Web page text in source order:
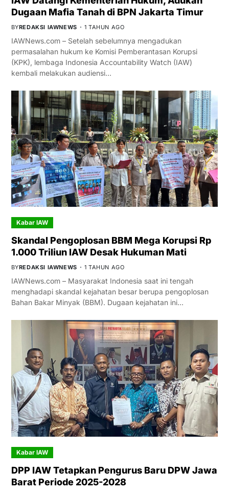
Dugaan Mafia Tanah di BPN Jakarta Timur
BYREDAKSI IAWNEWS 1 TAHUN AGO
IAWNews.com – Setelah sebelumnya mengadukan
permasalahan hukum ke Komisi Pemberantasan Korupsi
(KPK), lembaga Indonesia Accountability Watch (IAW)
kembali melakukan audiensi…
Kabar IAW
Skandal Pengoplosan BBM Mega Korupsi Rp
1.000 Triliun IAW Desak Hukuman Mati
BYREDAKSI IAWNEWS 1 TAHUN AGO
IAWNews.com – Masyarakat Indonesia saat ini tengah
menghadapi skandal kejahatan besar berupa pengoplosan
Bahan Bakar Minyak (BBM). Dugaan kejahatan ini…
Kabar IAW
DPP IAW Tetapkan Pengurus Baru DPW Jawa
Barat Periode 2025-2028